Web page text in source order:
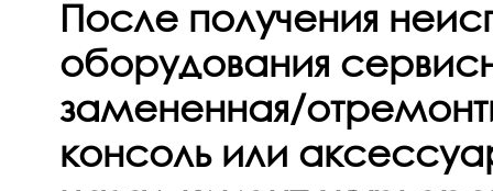
После получения
оборудования
замененная/
консоль или